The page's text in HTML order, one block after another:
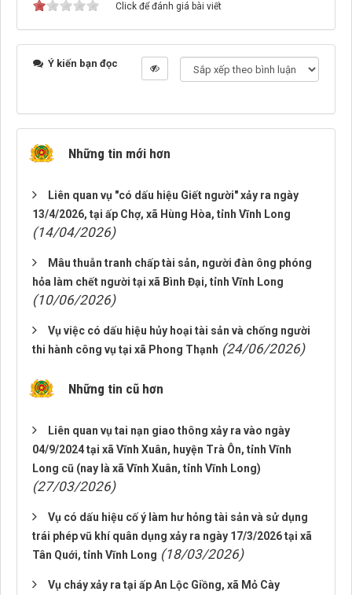
Click để đánh giá bài viết
Ý kiến bạn đọc
Những tin mới hơn
Liên quan vụ "có dấu hiệu Giết người" xảy ra ngày
13/4/2026, tại ấp Chợ, xã Hùng Hòa, tỉnh Vĩnh Long
(14/04/2026)
Mâu thuẫn tranh chấp tài sản, người đàn ông phóng
hỏa làm chết người tại xã Bình Đại, tỉnh Vĩnh Long
(10/06/2026)
Vụ việc có dấu hiệu hủy hoại tài sản và chống người
thi hành công vụ tại xã Phong Thạnh (24/06/2026)
Những tin cũ hơn
Liên quan vụ tai nạn giao thông xảy ra vào ngày
04/9/2024 tại xã Vĩnh Xuân, huyện Trà Ôn, tỉnh Vĩnh
Long cũ (nay là xã Vĩnh Xuân, tỉnh Vĩnh Long)
(27/03/2026)
Vụ có dấu hiệu cố ý làm hư hỏng tài sản và sử dụng
trái phép vũ khí quân dụng xảy ra ngày 17/3/2026 tại xã
Tân Quới, tỉnh Vĩnh Long (18/03/2026)
Vụ cháy xảy ra tại ấp An Lộc Giồng, xã Mỏ Cày